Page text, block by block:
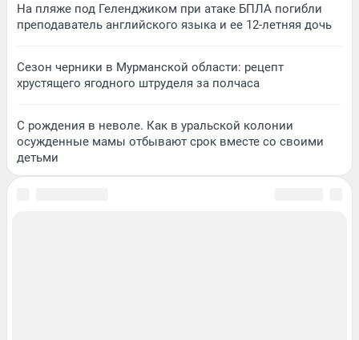
На пляже под Геленджиком при атаке БПЛА погибли
преподаватель английского языка и ее 12-летняя дочь
Сезон черники в Мурманской области: рецепт
хрустящего ягодного штруделя за полчаса
С рождения в неволе. Как в уральской колонии
осужденные мамы отбывают срок вместе со своими
детьми